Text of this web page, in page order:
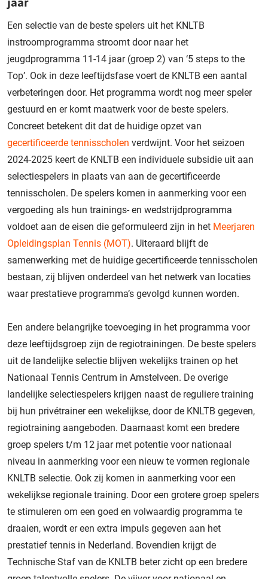
Een selectie van de beste spelers uit het KNLTB
instroomprogramma stroomt door naar het
jeugdprogramma 11-14 jaar (groep 2) van ‘5 steps to the
Top’. Ook in deze leeftijdsfase voert de KNLTB een aantal
verbeteringen door. Het programma wordt nog meer speler
gestuurd en er komt maatwerk voor de beste spelers.
Concreet betekent dit dat de huidige opzet van
gecertificeerde tennisscholen verdwijnt. Voor het seizoen
2024-2025 keert de KNLTB een individuele subsidie uit aan
selectiespelers in plaats van aan de gecertificeerde
tennisscholen. De spelers komen in aanmerking voor een
vergoeding als hun trainings- en wedstrijdprogramma
voldoet aan de eisen die geformuleerd zijn in het Meerjaren
Opleidingsplan Tennis (MOT). Uiteraard blijft de
samenwerking met de huidige gecertificeerde tennisscholen
bestaan, zij blijven onderdeel van het netwerk van locaties
waar prestatieve programma’s gevolgd kunnen worden.
Een andere belangrijke toevoeging in het programma voor
deze leeftijdsgroep zijn de regiotrainingen. De beste spelers
uit de landelijke selectie blijven wekelijks trainen op het
Nationaal Tennis Centrum in Amstelveen. De overige
landelijke selectiespelers krijgen naast de reguliere training
bij hun privétrainer een wekelijkse, door de KNLTB gegeven,
regiotraining aangeboden. Daarnaast komt een bredere
groep spelers t/m 12 jaar met potentie voor nationaal
niveau in aanmerking voor een nieuw te vormen regionale
KNLTB selectie. Ook zij komen in aanmerking voor een
wekelijkse regionale training. Door een grotere groep spelers
te stimuleren om een goed en volwaardig programma te
draaien, wordt er een extra impuls gegeven aan het
prestatief tennis in Nederland. Bovendien krijgt de
Technische Staf van de KNLTB beter zicht op een bredere